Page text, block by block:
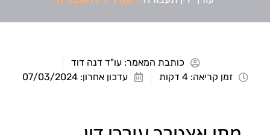
כותבת המאמר:עו"ד דנה דוד
זמן קריאה: 4 דקות
עדכון אחרון: 07/03/2024